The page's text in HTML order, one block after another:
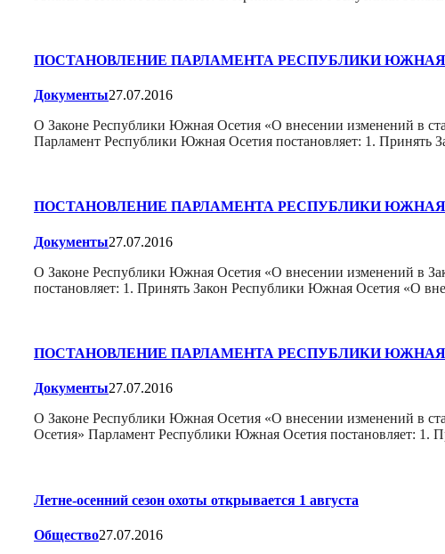
ПОСТАНОВЛЕНИЕ ПАРЛАМЕНТА РЕСПУБЛИКИ
Документы27.07.2016
О Законе Республики Южная Осетия «О внесении изменений в
Парламент Республики Южная Осетия постановляет: 1.
ПОСТАНОВЛЕНИЕ ПАРЛАМЕНТА РЕСПУБЛИКИ
Документы27.07.2016
О Законе Республики Южная Осетия «О внесении изменений в
постановляет: 1. Принять Закон Республики Южная Осетия «О
ПОСТАНОВЛЕНИЕ ПАРЛАМЕНТА РЕСПУБЛИКИ
Документы27.07.2016
О Законе Республики Южная Осетия «О внесении изменений в
Осетия» Парламент Республики Южная Осетия постановляет:
Летне-осенний сезон охоты открывается 1 августа
Общество27.07.2016